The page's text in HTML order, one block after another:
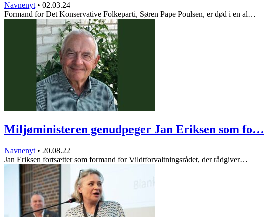
Navnenyt • 02.03.24
Formand for Det Konservative Folkeparti, Søren Pape Poulsen, er død i en al…
Miljøministeren genudpeger Jan Eriksen som fo…
Navnenyt • 20.08.22
Jan Eriksen fortsætter som formand for Vildtforvaltningsrådet, der rådgiver…